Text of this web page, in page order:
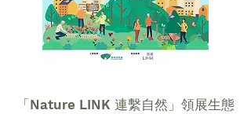
「Nature LINK 連繫自然」領展生態